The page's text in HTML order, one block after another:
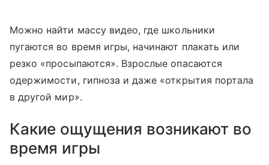
Можно найти массу видео, где школьники
пугаются во время игры, начинают плакать или
резко «просыпаются». Взрослые опасаются
одержимости, гипноза и даже «открытия портала
в другой мир».
Какие ощущения возникают во
время игры